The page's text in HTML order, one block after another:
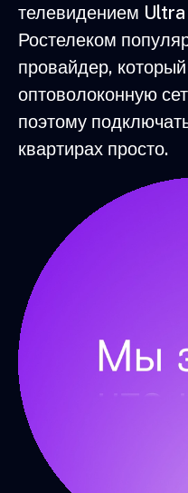
телевидением Ultra
Ростелеком
провайдер,
оптоволоконную
поэтому
квартирах просто.